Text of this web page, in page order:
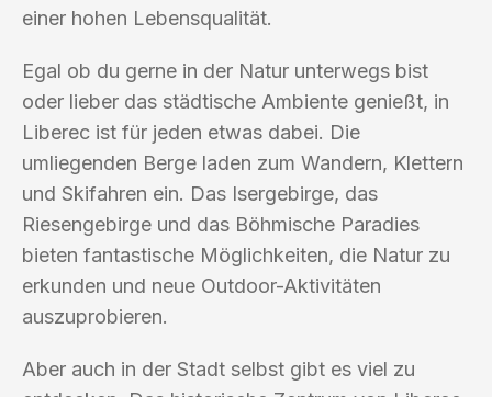
einer hohen Lebensqualität.
Egal ob du gerne in der Natur unterwegs bist
oder lieber das städtische Ambiente genießt, in
Liberec ist für jeden etwas dabei. Die
umliegenden Berge laden zum Wandern, Klettern
und Skifahren ein. Das Isergebirge, das
Riesengebirge und das Böhmische Paradies
bieten fantastische Möglichkeiten, die Natur zu
erkunden und neue Outdoor-Aktivitäten
auszuprobieren.
Aber auch in der Stadt selbst gibt es viel zu